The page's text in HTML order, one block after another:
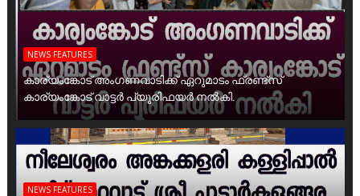
NEWS FEATURES
കാര്യംങ്കോട് അംഗണവാടിക്ക് ഏറുമാടം ഫ്രണ്ട്സ്
കാര്യംങ്കോട് വാട്ടർ പ്യൂരിഫയർ നൽകി.
NEWS FEATURES